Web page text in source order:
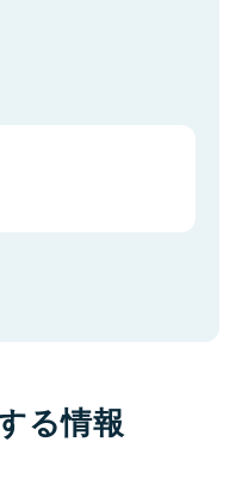
る情報